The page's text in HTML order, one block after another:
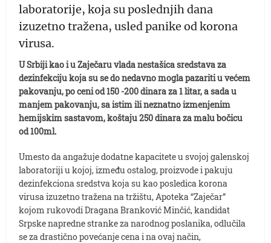
laboratorije, koja su poslednjih dana
izuzetno tražena, usled panike od korona
virusa.
U Srbiji kao i u Zaječaru vlada nestašica sredstava za
dezinfekciju koja su se do nedavno mogla pazariti u većem
pakovanju, po ceni od 150 -200 dinara za 1 litar, a sada u
manjem pakovanju, sa istim ili neznatno izmenjenim
hemijskim sastavom, koštaju 250 dinara za malu bočicu
od 100ml.
Umesto da angažuje dodatne kapacitete u svojoj galenskoj
laboratoriji u kojoj, između ostalog, proizvode i pakuju
dezinfekciona sredstva koja su kao posledica korona
virusa izuzetno tražena na tržištu, Apoteka “Zaječar”
kojom rukovodi Dragana Branković Minčić, kandidat
Srpske napredne stranke za narodnog poslanika, odlučila
se za drastično povećanje cena i na ovaj način,